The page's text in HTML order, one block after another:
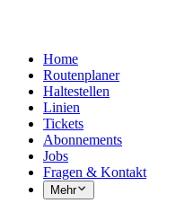
Home
Routenplaner
Haltestellen
Linien
Tickets
Abonnements
Jobs
Fragen & Kontakt
Mehr